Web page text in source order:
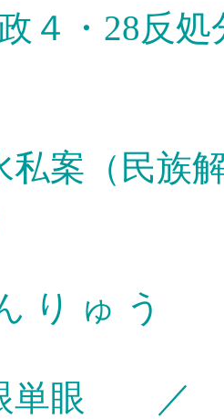
４・28反
案（民族
り ゅ う
単眼 ／